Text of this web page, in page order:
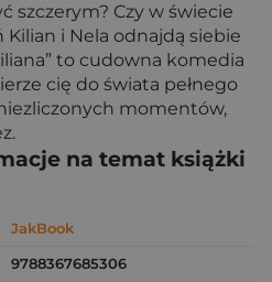
szczerym? Czy w świecie
i Nela odnajdą siebie
to cudowna komedia
cię do świata pełnego
momentów,
na temat książki
JakBook
9788367685306